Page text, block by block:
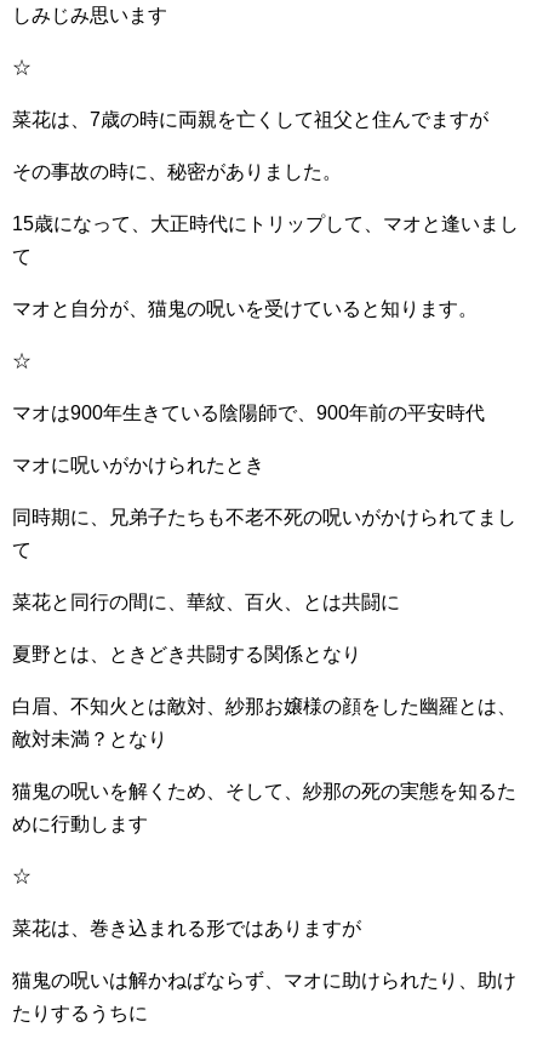
しみじみ思います
☆
菜花は、7歳の時に両親を亡くして祖父と住んでますが
その事故の時に、秘密がありました。
15歳になって、大正時代にトリップして、マオと逢いまし
て
マオと自分が、猫鬼の呪いを受けていると知ります。
☆
マオは900年生きている陰陽師で、900年前の平安時代
マオに呪いがかけられたとき
同時期に、兄弟子たちも不老不死の呪いがかけられてまし
て
菜花と同行の間に、華紋、百火、とは共闘に
夏野とは、ときどき共闘する関係となり
白眉、不知火とは敵対、紗那お嬢様の顔をした幽羅とは、
敵対未満？となり
猫鬼の呪いを解くため、そして、紗那の死の実態を知るた
めに行動します
☆
菜花は、巻き込まれる形ではありますが
猫鬼の呪いは解かねばならず、マオに助けられたり、助け
たりするうちに